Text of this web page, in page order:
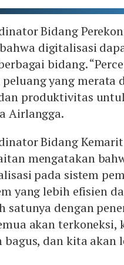
Bidang
digitalisasi
bidang.
yang merata
produktivitas
Airlangga.
Bidang
mengatakan
pada sistem
yang lebih efisien
satunya dengan
akan terkoneksi,
bagus, dan kita